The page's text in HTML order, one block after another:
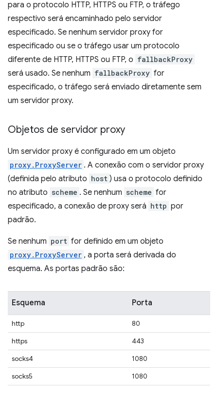
para o protocolo HTTP, HTTPS ou FTP, o tráfego
respectivo será encaminhado pelo servidor
especificado. Se nenhum servidor proxy for
especificado ou se o tráfego usar um protocolo
diferente de HTTP, HTTPS ou FTP, o fallbackProxy
será usado. Se nenhum fallbackProxy for
especificado, o tráfego será enviado diretamente sem
um servidor proxy.
Objetos de servidor proxy
Um servidor proxy é configurado em um objeto
proxy.ProxyServer . A conexão com o servidor proxy
(definida pelo atributo host ) usa o protocolo definido
no atributo scheme . Se nenhum scheme for
especificado, a conexão de proxy será http por
padrão.
Se nenhum port for definido em um objeto
proxy.ProxyServer , a porta será derivada do
esquema. As portas padrão são:
Esquema Porta
http
80
https
443
socks4
1080
socks5
1080